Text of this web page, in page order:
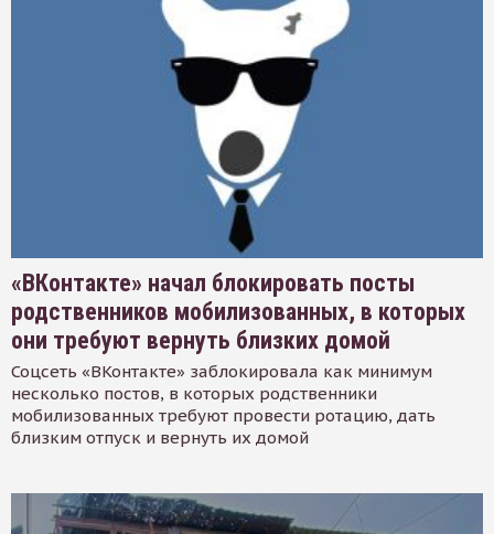
«ВКонтакте» начал блокировать посты
родственников мобилизованных, в которых
они требуют вернуть близких домой
Соцсеть «ВКонтакте» заблокировала как минимум
несколько постов, в которых родственники
мобилизованных требуют провести ротацию, дать
близким отпуск и вернуть их домой